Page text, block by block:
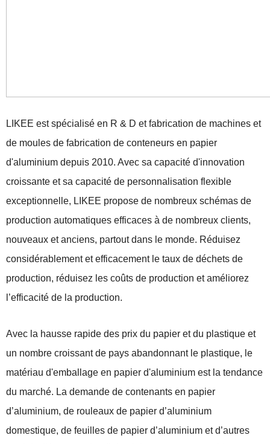
LIKEE est spécialisé en R & D et fabrication de machines et
de moules de fabrication de conteneurs en papier
d'aluminium depuis 2010. Avec sa capacité d'innovation
croissante et sa capacité de personnalisation flexible
exceptionnelle, LIKEE propose de nombreux schémas de
production automatiques efficaces à de nombreux clients,
nouveaux et anciens, partout dans le monde. Réduisez
considérablement et efficacement le taux de déchets de
production, réduisez les coûts de production et améliorez
l’efficacité de la production.
Avec la hausse rapide des prix du papier et du plastique et
un nombre croissant de pays abandonnant le plastique, le
matériau d'emballage en papier d'aluminium est la tendance
du marché. La demande de contenants en papier
d’aluminium, de rouleaux de papier d’aluminium
domestique, de feuilles de papier d’aluminium et d’autres